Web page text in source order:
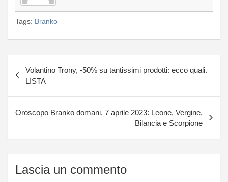
Tags: Branko
articoli
Volantino Trony, -50% su tantissimi prodotti: ecco quali.
LISTA
Oroscopo Branko domani, 7 aprile 2023: Leone, Vergine,
Bilancia e Scorpione
Lascia un commento